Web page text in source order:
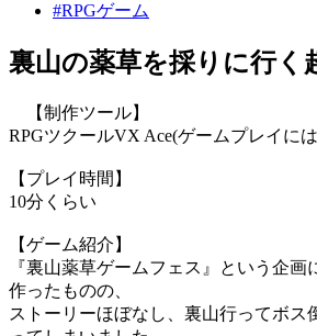
#RPGゲーム
裏山の薬草を採りに行く
【制作ツール】
RPGツクールVX Ace(ゲームプレイに
【プレイ時間】
10分くらい
【ゲーム紹介】
『裏山薬草ゲームフェス』という企画
作ったものの、
ストーリーほぼなし、裏山行ってボス